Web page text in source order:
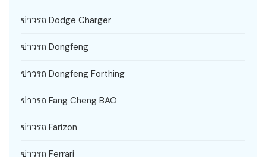
ข่าวรถ Dodge Charger
ข่าวรถ Dongfeng
ข่าวรถ Dongfeng Forthing
ข่าวรถ Fang Cheng BAO
ข่าวรถ Farizon
ข่าวรถ Ferrari